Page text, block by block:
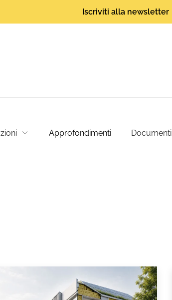
Iscriviti alla newsletter
Approfondimenti Documenti